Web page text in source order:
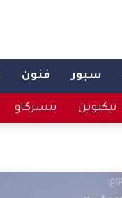
سبور فنون
تيكيوين بنسركاو